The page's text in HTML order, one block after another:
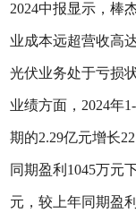
2024中报显示，棒
业成本远超营收高
光伏业务处于亏损状
业绩方面，2024年
期的2.29亿元增长
同期盈利1045万元
元，较上年同期盈